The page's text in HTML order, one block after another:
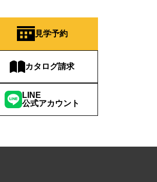
見学予約
カタログ請求
LINE
公式アカウント